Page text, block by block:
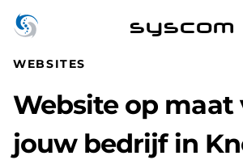
syscom
WEBSITES
Website op maat
jouw bedrijf in